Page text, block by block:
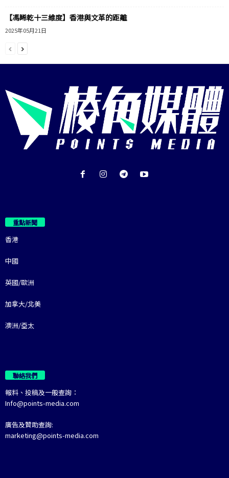
【馮睎乾十三維度】香港與文革的距離
2025年05月21日
重點新聞
香港
中國
英國/歐洲
加拿大/北美
澳洲/亞太
聯絡我們
報料、投稿及一般查詢：
Info@points-media.com
廣告及贊助查詢:
marketing@points-media.com